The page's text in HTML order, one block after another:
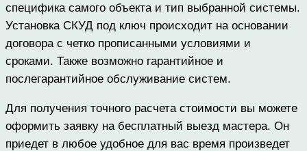
специфика самого объекта и тип выбранной системы.
Установка СКУД под ключ происходит на основании
договора с четко прописанными условиями и
сроками. Также возможно гарантийное и
послегарантийное обслуживание систем.
Для получения точного расчета стоимости вы можете
оформить заявку на бесплатный выезд мастера. Он
приедет в любое удобное для вас время произведет